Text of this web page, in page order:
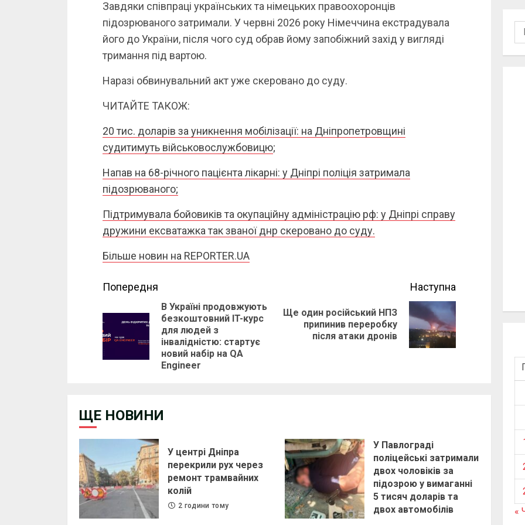
Завдяки співпраці українських та німецьких правоохоронців
підозрюваного затримали. У червні 2026 року Німеччина екстрадувала
його до України, після чого суд обрав йому запобіжний захід у вигляді
тримання під вартою.
Наразі обвинувальний акт уже скеровано до суду.
ЧИТАЙТЕ ТАКОЖ:
20 тис. доларів за уникнення мобілізації: на Дніпропетровщині
судитимуть військовослужбовицю;
Напав на 68-річного пацієнта лікарні: у Дніпрі поліція затримала
підозрюваного;
Підтримувала бойовиків та окупаційну адміністрацію рф: у Дніпрі справу
дружини ексватажка так званої днр скеровано до суду.
Більше новин на REPORTER.UA
Continue
Reading
Попередня
Previous
В Україні продовжують
безкоштовний IT-курс
для людей з
інвалідністю: стартує
новий набір на QA
Engineer
Наступна
Next
Ще один російський НПЗ
припинив переробку
після атаки дронів
ЩЕ НОВИНИ
У центрі Дніпра
перекрили рух через
ремонт трамвайних
колій
2 години тому
У Павлограді
поліцейські затримали
двох чоловіків за
підозрою у вимаганні
5 тисяч доларів та
двох автомобілів
«